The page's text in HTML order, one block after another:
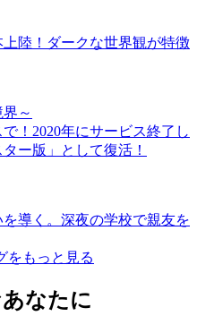
陸！ダークな世界観が特徴
～
！2020年にサービス終了し
ー版」として復活！
導く。深夜の学校で親友を
をもっと見る
なたに